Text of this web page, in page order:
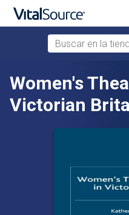
Saltar al contenido principal
Buscar en la
Women's
Victorian